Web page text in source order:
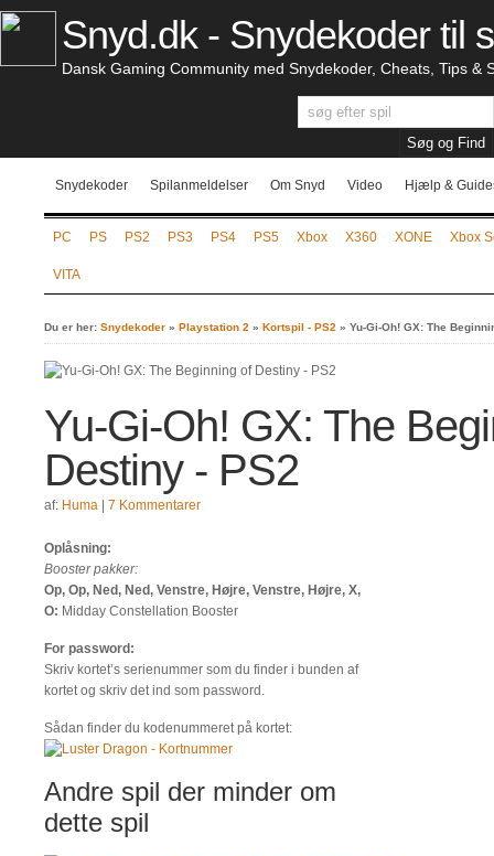
Snyd.dk - Snydekoder til
Dansk Gaming Community med Snydekoder, Cheats, Tips &
Snydekoder Spilanmeldelser Om Snyd Video Hjælp &
PC PS PS2 PS3 PS4 PS5 Xbox X360 XONE Xbox
VITA
Du er her: Snydekoder » Playstation 2 » Kortspil - PS2 » Yu-Gi-Oh! GX: The
Yu-Gi-Oh! GX: The
Destiny - PS2
af: Huma 7 Kommentarer
Oplåsning:
Booster pakker:
Op, Op, Ned, Ned, Venstre, Højre, Venstre, Højre, X,
O: Midday Constellation Booster
For password:
Skriv kortet’s serienummer som du finder i bunden af
kortet og skriv det ind som password.
Sådan finder du kodenummeret på kortet:
Andre spil der minder om
dette spil